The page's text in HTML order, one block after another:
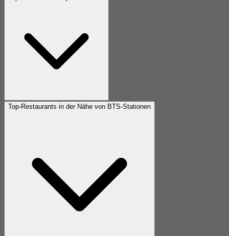
Top-Restaurants in der Nähe von BTS-Stationen